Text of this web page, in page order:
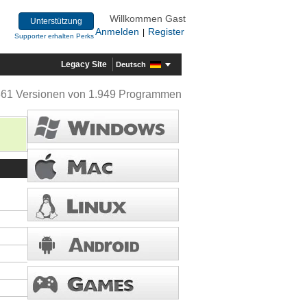
Unterstützung
Supporter erhalten Perks
Willkommen Gast
Anmelden
Register
Legacy Site Deutsch
Versionen von 1.949 Programmen